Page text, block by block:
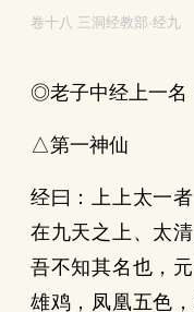
卷十八 三洞经教部·经九
◎老子中经上一名
△第一神仙
经曰：上上太一
在九天之上、太
吾不知其名也，
雄鸡，凤凰五色